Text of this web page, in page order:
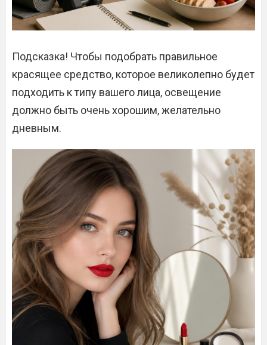
Подсказка! Чтобы подобрать правильное
красящее средство, которое великолепно будет
подходить к типу вашего лица, освещение
должно быть очень хорошим, желательно
дневным.